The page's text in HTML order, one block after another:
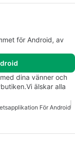
för Android, av
dina vänner och
älskar alla
För Android